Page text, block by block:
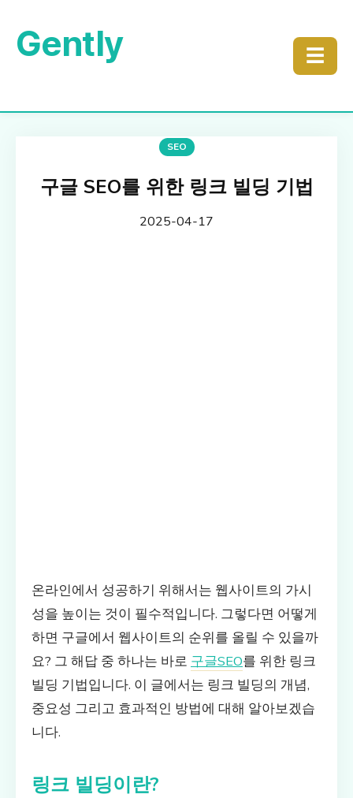
Gently ☰
SEO
구글 SEO를 위한 링크 빌딩 기법
2025-04-17
온라인에서 성공하기 위해서는 웹사이트의 가시
성을 높이는 것이 필수적입니다. 그렇다면 어떻게
하면 구글에서 웹사이트의 순위를 올릴 수 있을까
요? 그 해답 중 하나는 바로 구글SEO를 위한 링크
빌딩 기법입니다. 이 글에서는 링크 빌딩의 개념,
중요성 그리고 효과적인 방법에 대해 알아보겠습
니다.
링크 빌딩이란?